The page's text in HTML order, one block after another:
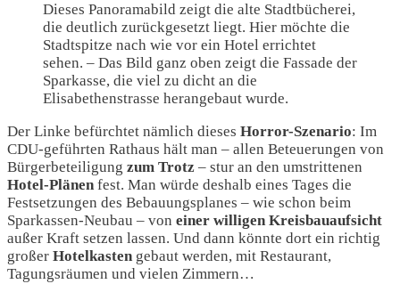
Dieses Panoramabild zeigt die alte Stadtbücherei,
die deutlich zurückgesetzt liegt. Hier möchte die
Stadtspitze nach wie vor ein Hotel errichtet
sehen. – Das Bild ganz oben zeigt die Fassade der
Sparkasse, die viel zu dicht an die
Elisabethenstrasse herangebaut wurde.
Der Linke befürchtet nämlich dieses Horror-Szenario: Im
CDU-geführten Rathaus hält man – allen Beteuerungen von
Bürgerbeteiligung zum Trotz – stur an den umstrittenen
Hotel-Plänen fest. Man würde deshalb eines Tages die
Festsetzungen des Bebauungsplanes – wie schon beim
Sparkassen-Neubau – von einer willigen Kreisbauaufsicht
außer Kraft setzen lassen. Und dann könnte dort ein richtig
großer Hotelkasten gebaut werden, mit Restaurant,
Tagungsräumen und vielen Zimmern…